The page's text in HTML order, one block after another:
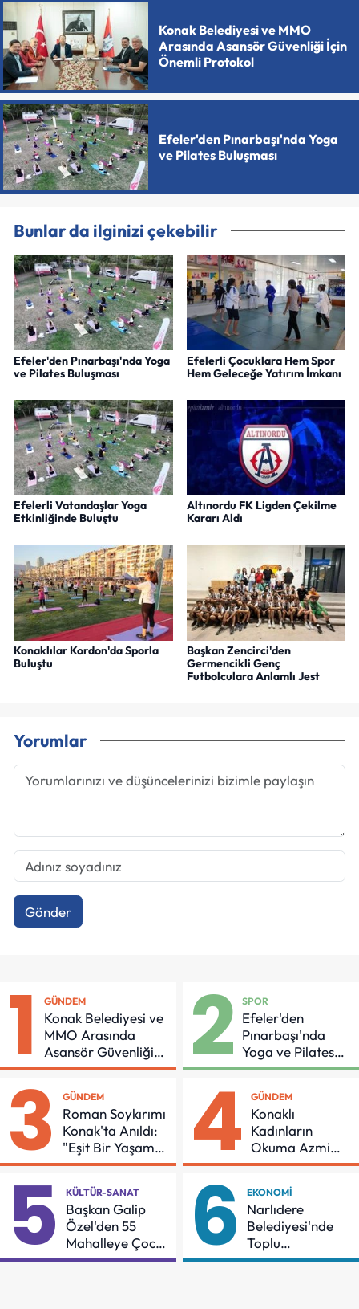
Konak Belediyesi ve MMO
Arasında Asansör Güvenliği İçin
Önemli Protokol
Efeler'den Pınarbaşı'nda Yoga
ve Pilates Buluşması
Bunlar da ilginizi çekebilir
Efeler'den Pınarbaşı'nda Yoga
ve Pilates Buluşması
Efelerli Çocuklara Hem Spor
Hem Geleceğe Yatırım İmkanı
Efelerli Vatandaşlar Yoga
Etkinliğinde Buluştu
Altınordu FK Ligden Çekilme
Kararı Aldı
Konaklılar Kordon'da Sporla
Buluştu
Başkan Zencirci'den
Germencikli Genç
Futbolculara Anlamlı Jest
Yorumlar
Gönder
1 GÜNDEM
Konak Belediyesi ve
MMO Arasında
Asansör Güvenliği
İçin Önemli Protokol
2 SPOR
Efeler'den
Pınarbaşı'nda
Yoga ve Pilates
Buluşması
3 GÜNDEM
Roman Soykırımı
Konak'ta Anıldı:
"Eşit Bir Yaşam
İçin Mücadeleyi
4 GÜNDEM
Konaklı
Kadınların
Okuma Azmi
Örnek Oldu
5 KÜLTÜR-SANAT
Başkan Galip
Özel'den 55
Mahalleye Çocuk
Şenliği
6 EKONOMI
Narlıdere
Belediyesi'nde
Toplu
Sözleşmeye